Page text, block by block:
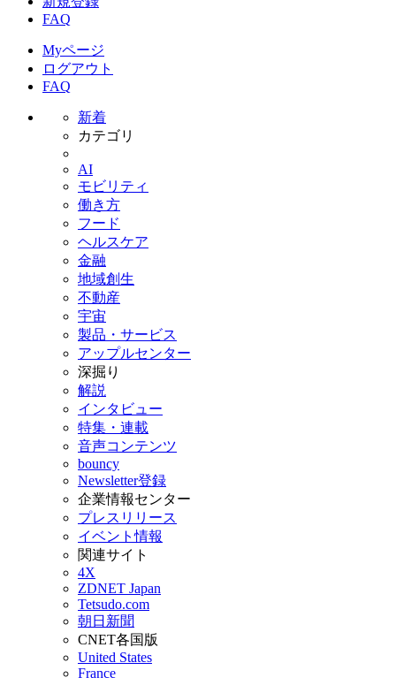
FAQ
Myページ
ログアウト
FAQ
新着
カテゴリ
AI
モビリティ
働き方
フード
ヘルスケア
金融
地域創生
不動産
宇宙
製品・サービス
アップルセンター
深掘り
解説
インタビュー
特集・連載
音声コンテンツ
bouncy
Newsletter登録
企業情報センター
プレスリリース
イベント情報
関連サイト
4X
ZDNET Japan
Tetsudo.com
朝日新聞
CNET各国版
United States
France